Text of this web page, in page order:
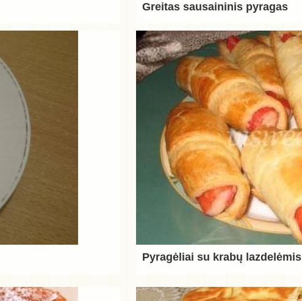
Greitas sausaininis pyragas
Pyragėliai su krabų lazdelėmis